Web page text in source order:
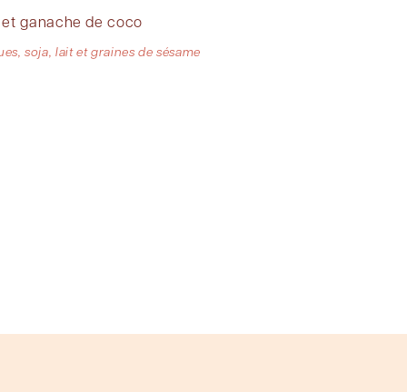
ganache de coco
soja, lait et graines de sésame